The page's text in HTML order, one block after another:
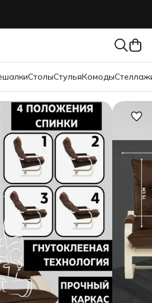
СтолыСтульяКомоды